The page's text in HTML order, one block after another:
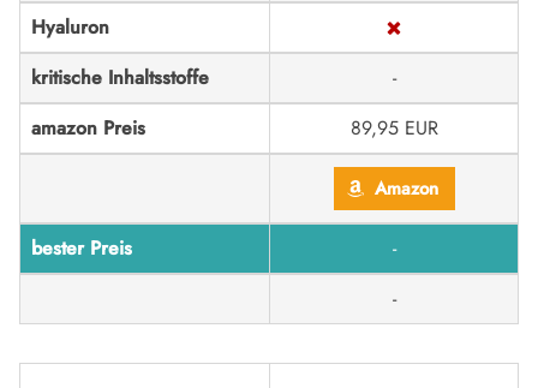
Hyaluron
kritische Inhaltsstoffe
-
amazon Preis
89,95 EUR
Amazon
bester Preis
-
-